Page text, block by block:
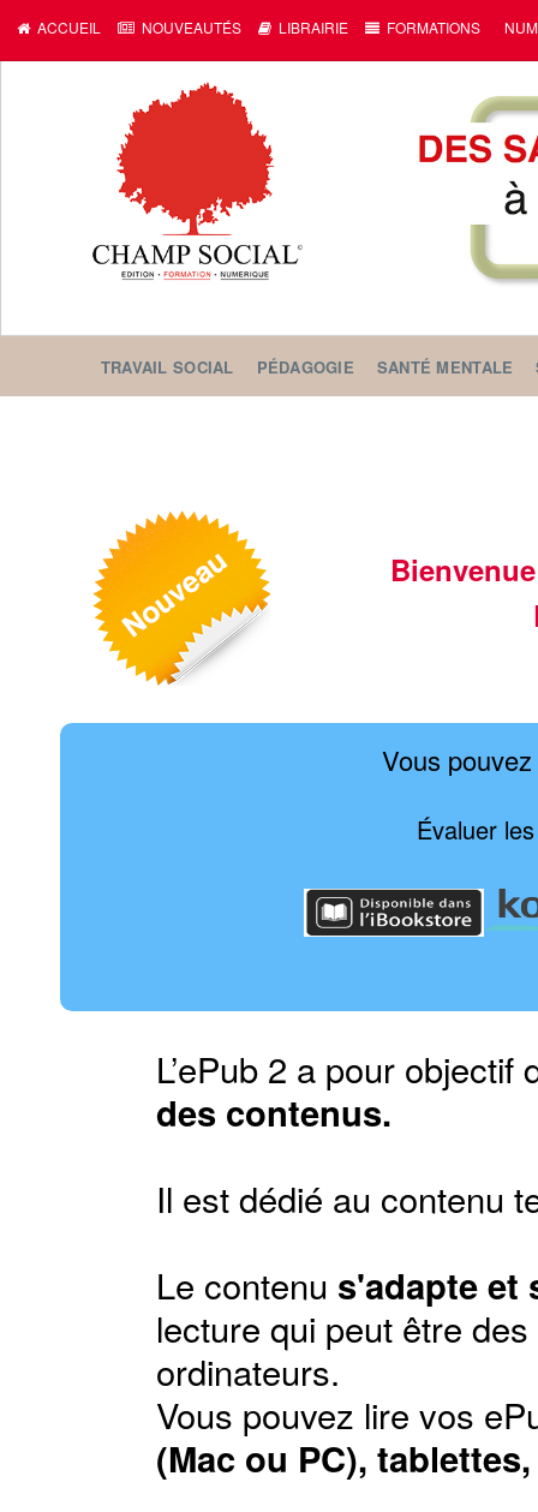
ACCUEIL NOUVEAUTÉS LIBRAIRIE FORMATIONS
TRAVAIL SOCIAL PÉDAGOGIE SANTÉ MENTALE
Vous
Évaluer
L’ePub 2 a pour
des contenus.
Il est dédié au contenu
Le contenu s'adapte et
lecture qui peut être
ordinateurs.
Vous pouvez lire vos
(Mac ou PC),